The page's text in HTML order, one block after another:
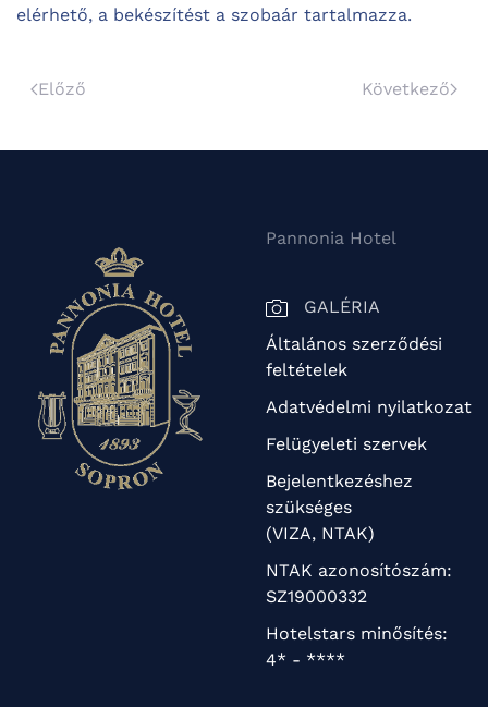
elérhető, a bekészítést a szobaár tartalmazza.
Előző Következő
Pannonia Hotel
GALÉRIA
Általános szerződési
feltételek
Adatvédelmi nyilatkozat
Felügyeleti szervek
Bejelentkezéshez
szükséges
(VIZA, NTAK)
NTAK azonosítószám:
SZ19000332
Hotelstars minősítés:
4* - ****